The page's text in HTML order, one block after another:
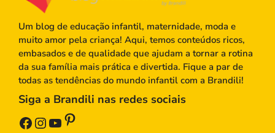
Um blog de educação infantil, maternidade, moda e
muito amor pela criança! Aqui, temos conteúdos ricos,
embasados e de qualidade que ajudam a tornar a rotina
da sua família mais prática e divertida. Fique a par de
todas as tendências do mundo infantil com a Brandili!
Siga a Brandili nas redes sociais
Facebook
Instagram
Youtube
Pinterest